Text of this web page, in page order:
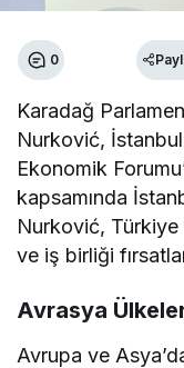
0
Karadağ
Nurković,
Ekonomik
kapsamında
Nurković, Türkiye
ve iş birliği
Avrasya
Avrupa ve